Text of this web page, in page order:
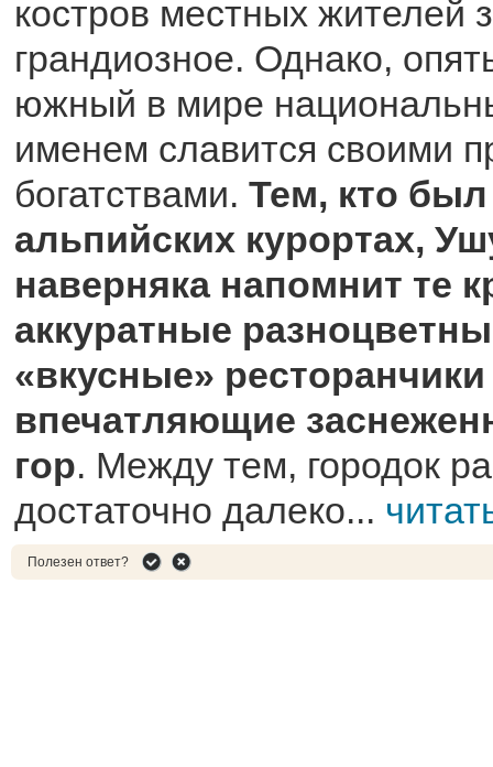
костров местных жителей
грандиозное. Однако,
южный в мире
именем славится своими
богатствами. Тем, кто
альпийских курортах,
наверняка напомнит те
аккуратные
«вкусные»
впечатляющие
гор. Между тем, городок
достаточно далеко...
Полезен ответ?